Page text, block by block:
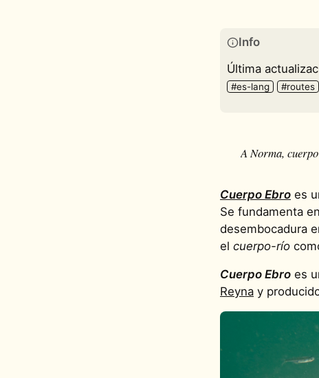
Info
Última
#es-lang
#routes
A Norma,
Cuerpo Ebro es
Se fundamenta
desembocadura
el cuerpo-río
Cuerpo Ebro es
Reyna y